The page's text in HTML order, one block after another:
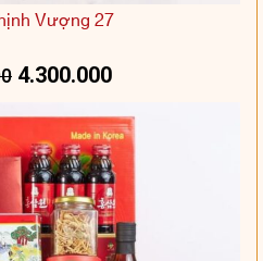
Vượng 27
4.300.000